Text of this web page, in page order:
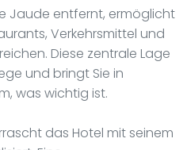
Jaude entfernt, ermöglicht
Verkehrsmittel und
Diese zentrale Lage
und bringt Sie in
was wichtig ist.
das Hotel mit seinem